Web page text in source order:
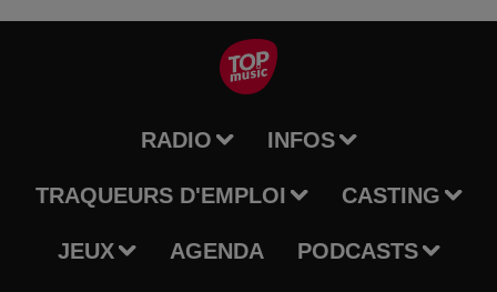
RADIO INFOS
TRAQUEURS D'EMPLOI CASTING
JEUX AGENDA PODCASTS